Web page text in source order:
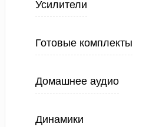
Усилители
Готовые комплекты
Домашнее аудио
Динамики